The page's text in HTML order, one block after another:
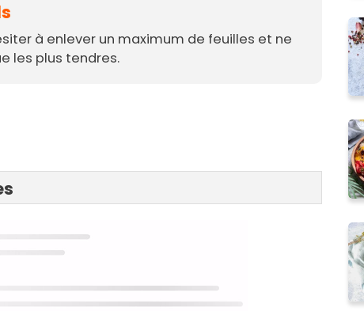
à enlever un maximum de feuilles et ne
les plus tendres.